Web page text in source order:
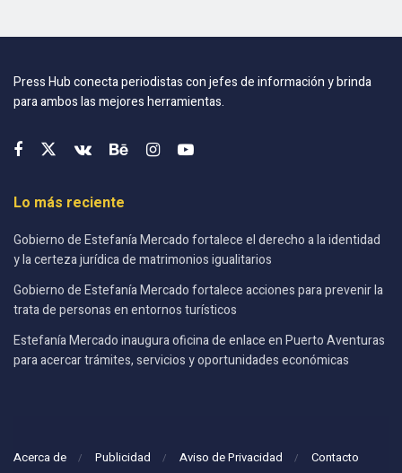
Press Hub conecta periodistas con jefes de información y brinda
para ambos las mejores herramientas.
Lo más reciente
Gobierno de Estefanía Mercado fortalece el derecho a la identidad
y la certeza jurídica de matrimonios igualitarios
Gobierno de Estefanía Mercado fortalece acciones para prevenir la
trata de personas en entornos turísticos
Estefanía Mercado inaugura oficina de enlace en Puerto Aventuras
para acercar trámites, servicios y oportunidades económicas
Acerca de Publicidad Aviso de Privacidad Contacto